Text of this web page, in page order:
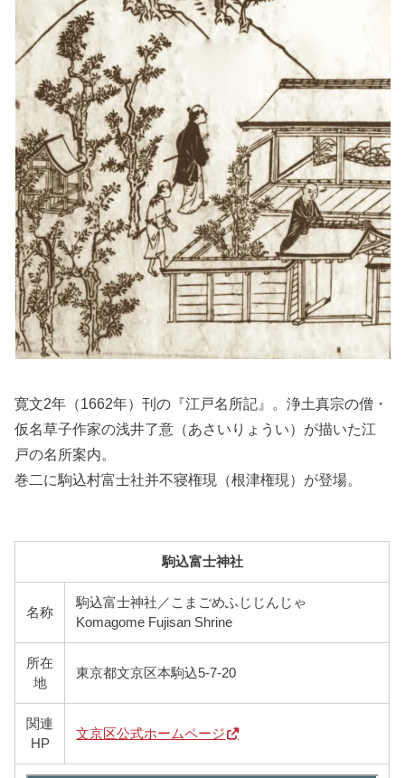
寛文2年（1662年）刊の『江戸名所記』。浄土真宗の僧・
仮名草子作家の浅井了意（あさいりょうい）が描いた江
戸の名所案内。
巻二に駒込村富士社并不寝権現（根津権現）が登場。
駒込富士神社
名称
駒込富士神社／こまごめふじじんじゃ
Komagome Fujisan Shrine
所在
地
東京都文京区本駒込5-7-20
関連
HP
文京区公式ホームページ